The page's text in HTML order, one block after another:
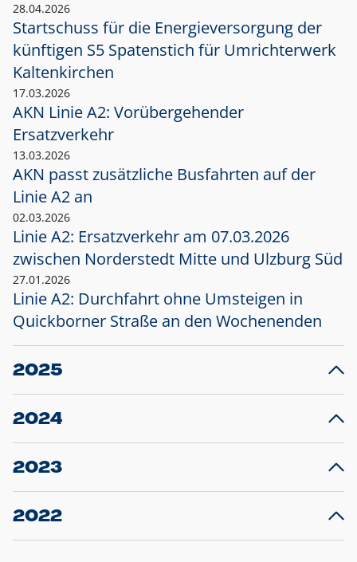
28.04.2026
Startschuss für die Energieversorgung der
künftigen S5 Spatenstich für Umrichterwerk
Kaltenkirchen
17.03.2026
AKN Linie A2: Vorübergehender
Ersatzverkehr
13.03.2026
AKN passt zusätzliche Busfahrten auf der
Linie A2 an
02.03.2026
Linie A2: Ersatzverkehr am 07.03.2026
zwischen Norderstedt Mitte und Ulzburg Süd
27.01.2026
Linie A2: Durchfahrt ohne Umsteigen in
Quickborner Straße an den Wochenenden
2025
23.12.2025
Projekt S5: Start der Bauarbeiten am
2024
10.12.2024
Großprojekt S5: Sperrung der Bahnstraße in
2023
20.12.2023
Schleswig-Holstein verlängert den
2022
22.12.2022